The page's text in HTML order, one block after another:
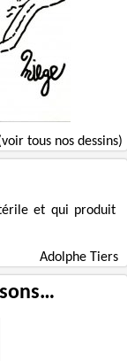
tous nos dessins)
et qui produit
Adolphe Tiers